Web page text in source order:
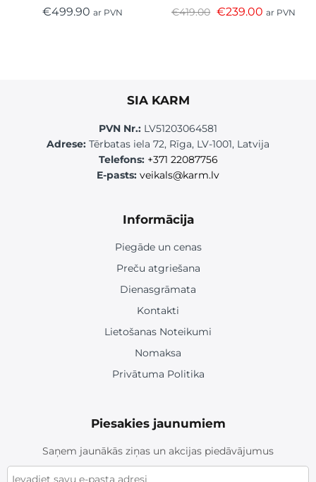
€499.90 ar PVN €419.00 €239.00 ar PVN
SIA KARM
PVN Nr.: LV51203064581
Adrese: Tērbatas iela 72, Rīga, LV-1001, Latvija
Telefons: +371 22087756
E-pasts: veikals@karm.lv
Informācija
Piegāde un cenas
Preču atgriešana
Dienasgrāmata
Kontakti
Lietošanas Noteikumi
Nomaksa
Privātuma Politika
Piesakies jaunumiem
Saņem jaunākās ziņas un akcijas piedāvājumus